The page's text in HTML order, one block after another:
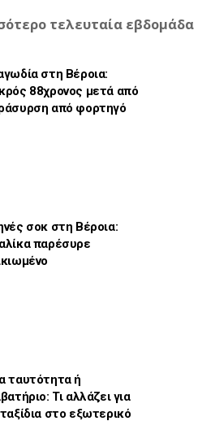
τελευταία εβδομάδα
στη Βέροια:
88χρονος μετά από
από φορτηγό
σοκ στη Βέροια:
παρέσυρε
ταυτότητα ή
Τι αλλάζει για
στο εξωτερικό